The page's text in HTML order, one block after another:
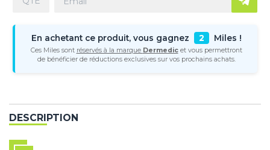
En achetant ce produit, vous gagnez 2 Miles !
Ces Miles sont réservés à la marque Dermedicet vous permettront
de bénéficier de réductions exclusives sur vos prochains achats.
DESCRIPTION